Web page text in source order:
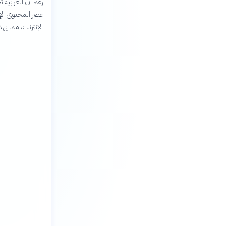
عصر المحتوى
الإنترنت، مما